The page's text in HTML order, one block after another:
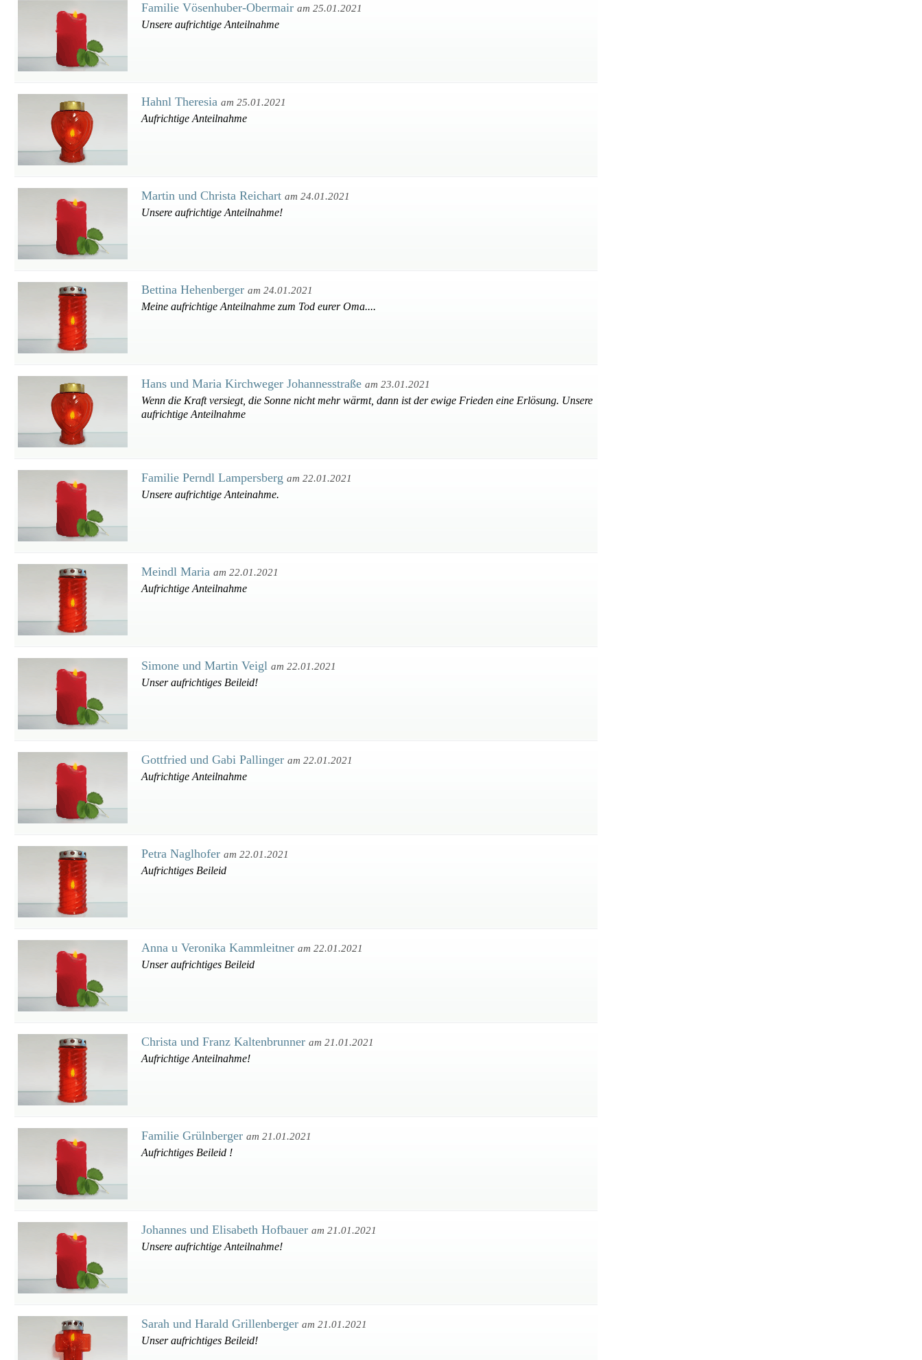
Familie Vösenhuber-Obermair am 25.01.2021
Unsere aufrichtige Anteilnahme
Hahnl Theresia am 25.01.2021
Aufrichtige Anteilnahme
Martin und Christa Reichart am 24.01.2021
Unsere aufrichtige Anteilnahme!
Bettina Hehenberger am 24.01.2021
Meine aufrichtige Anteilnahme zum Tod eurer Oma....
Hans und Maria Kirchweger Johannesstraße am 23.01.2021
Wenn die Kraft versiegt, die Sonne nicht mehr wärmt, dann ist der ewige Frieden eine Erlösung. Unsere
aufrichtige Anteilnahme
Familie Perndl Lampersberg am 22.01.2021
Unsere aufrichtige Anteinahme.
Meindl Maria am 22.01.2021
Aufrichtige Anteilnahme
Simone und Martin Veigl am 22.01.2021
Unser aufrichtiges Beileid!
Gottfried und Gabi Pallinger am 22.01.2021
Aufrichtige Anteilnahme
Petra Naglhofer am 22.01.2021
Aufrichtiges Beileid
Anna u Veronika Kammleitner am 22.01.2021
Unser aufrichtiges Beileid
Christa und Franz Kaltenbrunner am 21.01.2021
Aufrichtige Anteilnahme!
Familie Grülnberger am 21.01.2021
Aufrichtiges Beileid !
Johannes und Elisabeth Hofbauer am 21.01.2021
Unsere aufrichtige Anteilnahme!
Sarah und Harald Grillenberger am 21.01.2021
Unser aufrichtiges Beileid!